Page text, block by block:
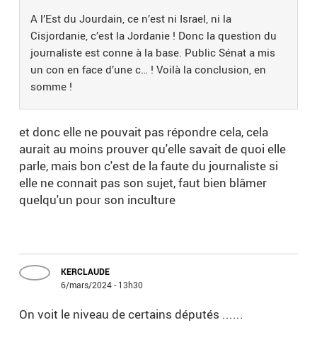
A l’Est du Jourdain, ce n’est ni Israel, ni la
Cisjordanie, c’est la Jordanie ! Donc la question du
journaliste est conne à la base. Public Sénat a mis
un con en face d’une c… ! Voilà la conclusion, en
somme !
et donc elle ne pouvait pas répondre cela, cela
aurait au moins prouver qu'elle savait de quoi elle
parle, mais bon c'est de la faute du journaliste si
elle ne connait pas son sujet, faut bien blâmer
quelqu'un pour son inculture
KERCLAUDE
6/mars/2024 - 13h30
On voit le niveau de certains députés ......